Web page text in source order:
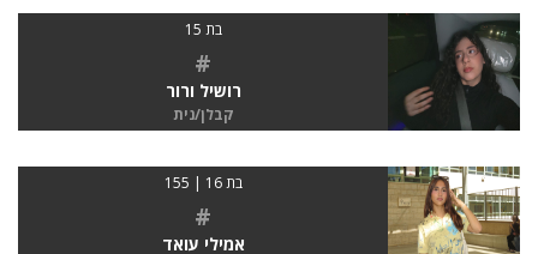
בת 15
#
רושיל ורור
קבלן/נית
בת 16 | 155
#
אמילי עואד